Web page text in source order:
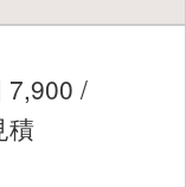
7,900 /
積